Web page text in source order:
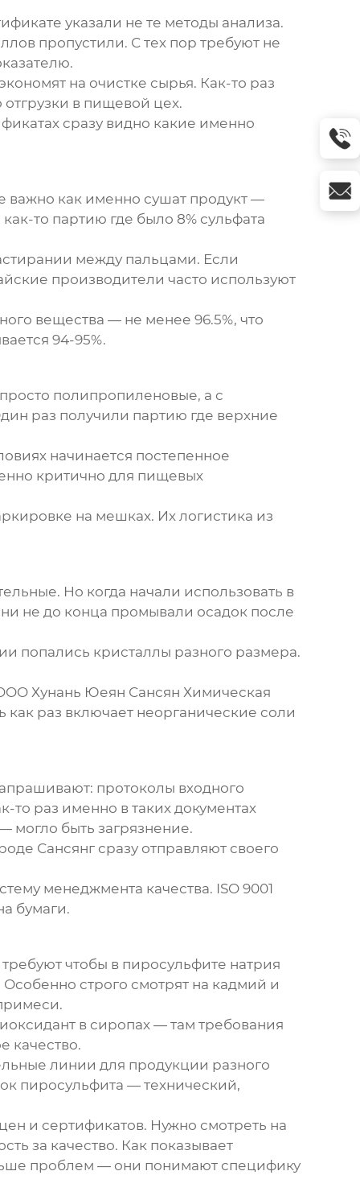
указали не те методы анализа.
пропустили. С тех пор требуют не
на очистке сырья. Как-то раз
в пищевой цех.
сразу видно какие именно
важно как именно сушат продукт —
то партию где было 8% сульфата
между пальцами. Если
производители часто используют
вещества — не менее 96.5%, что
94-95%.
полипропиленовые, а с
раз получили партию где верхние
начинается постепенное
критично для пищевых
на мешках. Их логистика из
Но когда начали использовать в
не до конца промывали осадок после
попались кристаллы разного размера.
Хунань Юеян Сансян Химическая
как раз включает неорганические соли
протоколы входного
то раз именно в таких документах
могло быть загрязнение.
Сансянг сразу отправляют своего
менеджмента качества. ISO 9001
бумаги.
чтобы в пиросульфите натрия
строго смотрят на кадмий и
в сиропах — там требования
качество.
линии для продукции разного
пиросульфита — технический,
и сертификатов. Нужно смотреть на
за качество. Как показывает
проблем — они понимают специфику